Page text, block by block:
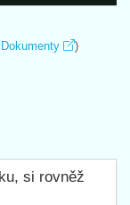
)
si rovněž